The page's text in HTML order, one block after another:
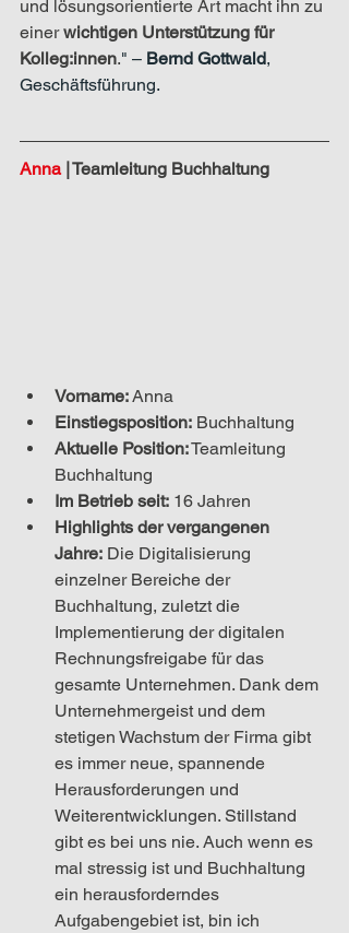
und lösungsorientierte Art macht ihn zu
einer wichtigen Unterstützung für
Kolleg:innen." – Bernd Gottwald,
Geschäftsführung.
Anna Teamleitung Buchhaltung
Vorname: Anna
Einstiegsposition: Buchhaltung
Aktuelle Position:Teamleitung
Buchhaltung
Im Betrieb seit: 16 Jahren
Highlights der vergangenen
Jahre: Die Digitalisierung
einzelner Bereiche der
Buchhaltung, zuletzt die
Implementierung der digitalen
Rechnungsfreigabe für das
gesamte Unternehmen. Dank dem
Unternehmergeist und dem
stetigen Wachstum der Firma gibt
es immer neue, spannende
Herausforderungen und
Weiterentwicklungen. Stillstand
gibt es bei uns nie. Auch wenn es
mal stressig ist und Buchhaltung
ein herausforderndes
Aufgabengebiet ist, bin ich